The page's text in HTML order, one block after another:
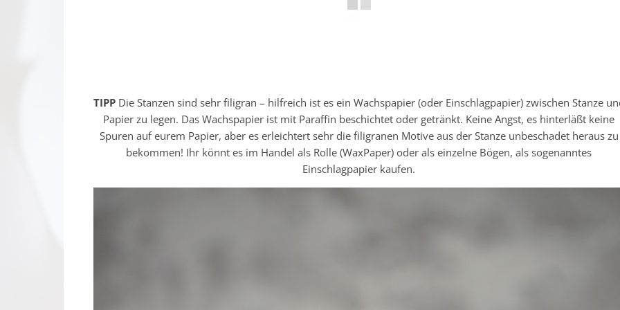
TIPPDie Stanzen sind sehr filigran – hilfreich ist es ein Wachspapier (oder Einschlagpapier) zwischen Stanze
Papier zu legen. Das Wachspapier ist mit Paraffin beschichtet oder getränkt. Keine Angst, es hinterläßt keine
Spuren auf eurem Papier, aber es erleichtert sehr die filigranen Motive aus der Stanze unbeschadet heraus zu
bekommen! Ihr könnt es im Handel als Rolle (WaxPaper) oder als einzelne Bögen, als sogenanntes
Einschlagpapier kaufen.